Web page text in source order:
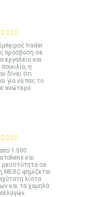
trader
πρόσβαση σε
εργαλεία και
η
δίνει ότι
για να πας το
ανώτερα
1.500
tokens και
ρευστότητα σε
MEXC φημίζεται
λίστα
και τα χαμηλά